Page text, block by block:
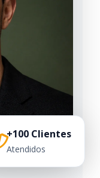
+100 Clientes
Atendidos